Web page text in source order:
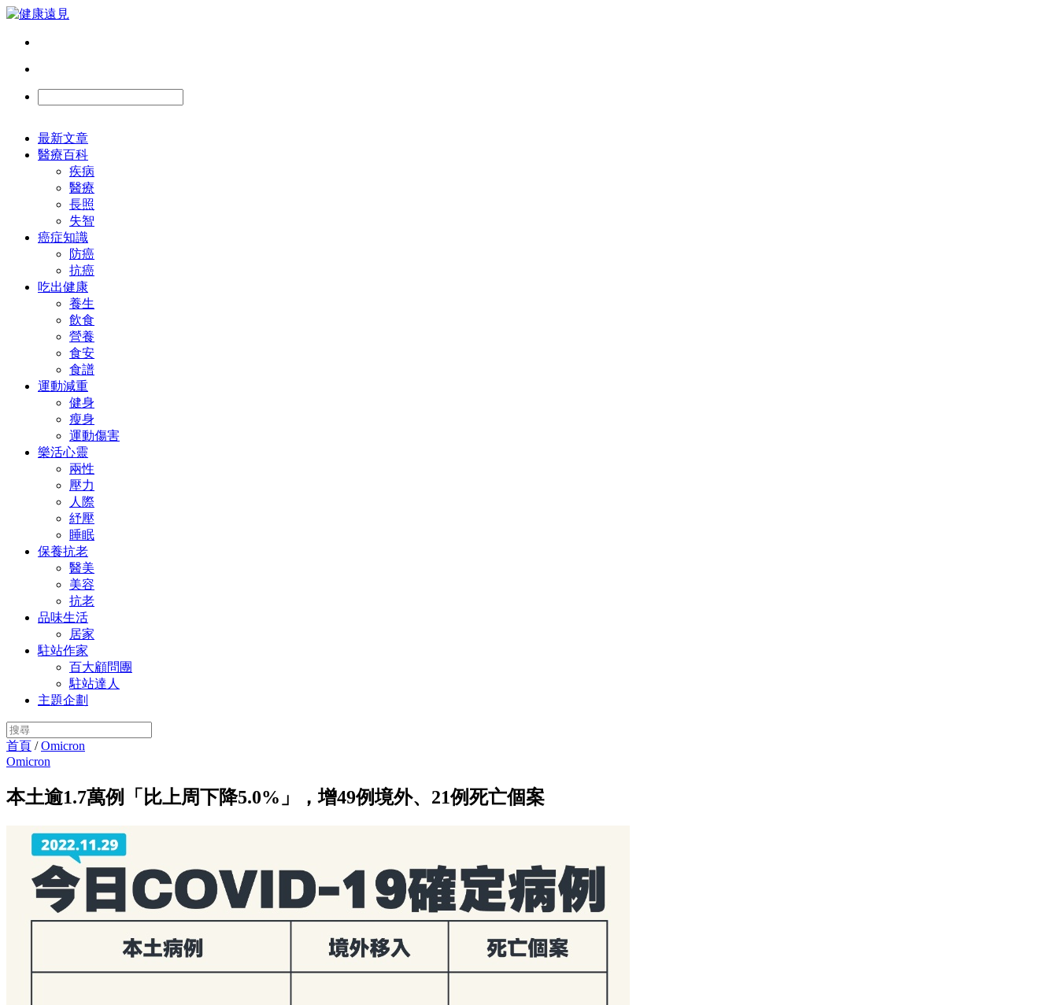
最新文章
醫療百科
疾病
醫療
長照
失智
癌症知識
防癌
抗癌
吃出健康
養生
飲食
營養
食安
食譜
運動減重
健身
瘦身
運動傷害
樂活心靈
兩性
壓力
人際
紓壓
睡眠
保養抗老
醫美
美容
抗老
品味生活
居家
駐站作家
百大顧問團
駐站達人
主題企劃
首頁 /Omicron
Omicron
本土逾1.7萬例「比上周下降5.0%」，增49例境外、21例死亡個案